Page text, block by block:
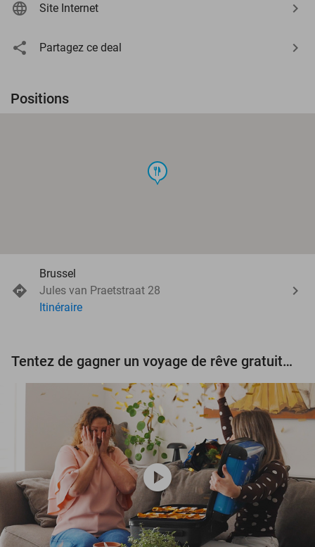
Site Internet
Partagez ce deal
Positions
food
Brussel
Jules van Praetstraat 28
Itinéraire
Tentez de gagner un voyage de rêve gratuit d'une valeur de 3.000 € !
play_circle